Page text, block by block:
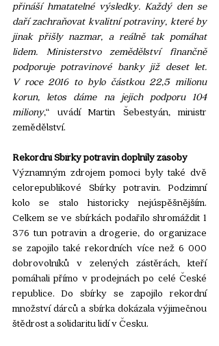
přináší hmatatelné výsledky. Každý den se
daří zachraňovat kvalitní potraviny, které by
jinak přišly nazmar, a reálně tak pomáhat
lidem. Ministerstvo zemědělství finančně
podporuje potravinové banky již deset let.
V roce 2016 to bylo částkou 22,5 milionu
korun, letos dáme na jejich podporu 104
miliony,“ uvádí Martin Šebestyán, ministr
zemědělství.
Rekordní Sbírky potravin doplnily zásoby
Významným zdrojem pomoci byly také dvě
celorepublikové Sbírky potravin. Podzimní
kolo se stalo historicky nejúspěšnějším.
Celkem se ve sbírkách podařilo shromáždit 1
376 tun potravin a drogerie, do organizace
se zapojilo také rekordních více než 6 000
dobrovolníků v zelených zástěrách, kteří
pomáhali přímo v prodejnách po celé České
republice. Do sbírky se zapojilo rekordní
množství dárců a sbírka dokázala výjimečnou
štědrost a solidaritu lidí v Česku.